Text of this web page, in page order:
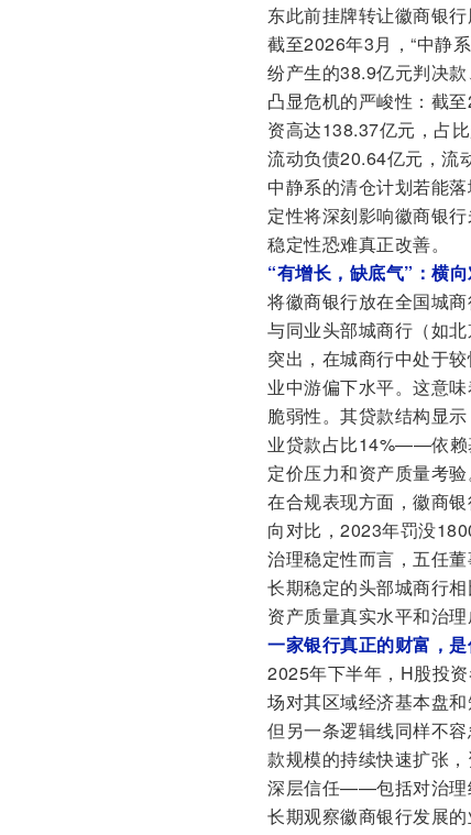
东此前挂牌转让徽商银
截至2026年3月，“中静
纷产生的38.9亿元判决
凸显危机的严峻性：截
资高达138.37亿元，占
流动负债20.64亿元，流
中静系的清仓计划若能
定性将深刻影响徽商银
稳定性恐难真正改善。
“有增长，缺底气”：横
将徽商银行放在全国城
与同业头部城商行（如
突出，在城商行中处于
业中游偏下水平。这意
脆弱性。其贷款结构显
业贷款占比14%——依赖
定价压力和资产质量考验
在合规表现方面，徽商
向对比，2023年罚没
治理稳定性而言，五任
长期稳定的头部城商行相
资产质量真实水平和治理
一家银行真正的财富，
2025年下半年，H股投
场对其区域经济基本盘和
但另一条逻辑线同样不
款规模的持续快速扩张
深层信任——包括对治理
长期观察徽商银行发展